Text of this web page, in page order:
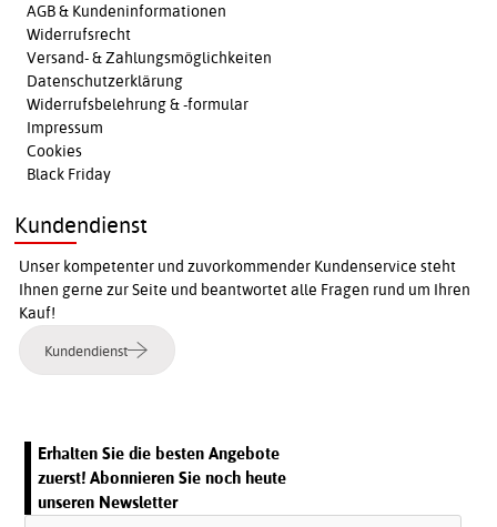
AGB & Kundeninformationen
Widerrufsrecht
Versand- & Zahlungsmöglichkeiten
Datenschutzerklärung
Widerrufsbelehrung & -formular
Impressum
Cookies
Black Friday
Kundendienst
Unser kompetenter und zuvorkommender Kundenservice steht
Ihnen gerne zur Seite und beantwortet alle Fragen rund um Ihren
Kauf!
Kundendienst
Erhalten Sie die besten Angebote
zuerst! Abonnieren Sie noch heute
unseren Newsletter